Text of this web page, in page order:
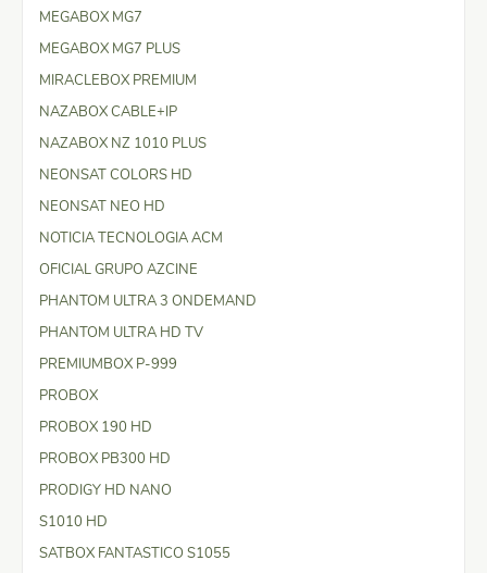
MEGABOX MG7
MEGABOX MG7 PLUS
MIRACLEBOX PREMIUM
NAZABOX CABLE+IP
NAZABOX NZ 1010 PLUS
NEONSAT COLORS HD
NEONSAT NEO HD
NOTICIA TECNOLOGIA ACM
OFICIAL GRUPO AZCINE
PHANTOM ULTRA 3 ONDEMAND
PHANTOM ULTRA HD TV
PREMIUMBOX P-999
PROBOX
PROBOX 190 HD
PROBOX PB300 HD
PRODIGY HD NANO
S1010 HD
SATBOX FANTASTICO S1055